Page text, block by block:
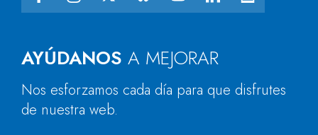
AYÚDANOS A MEJORAR
Nos esforzamos cada día para que disfrutes
de nuestra web.